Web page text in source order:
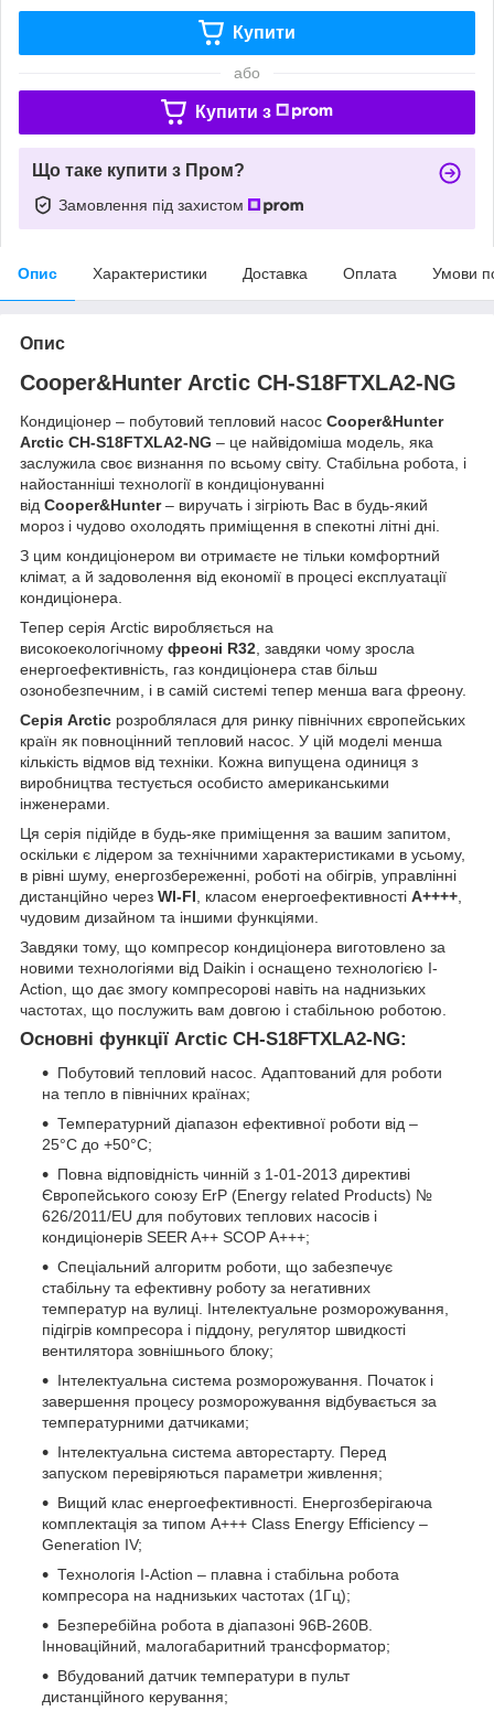
Купити
або
Купити з
Що таке купити з Пром?
Замовлення під захистом
Опис Характеристики Доставка Оплата Умови
Опис
Cooper&Hunter Arctic CH-S18FTXLA2-NG
Кондиціонер – побутовий тепловий насос Cooper&Hunter
Arctic CH-S18FTXLA2-NG – це найвідоміша модель, яка
заслужила своє визнання по всьому світу. Стабільна робота, і
найостанніші технології в кондиціонуванні
від Cooper&Hunter– виручать і зігріють Вас в будь-який
мороз і чудово охолодять приміщення в спекотні літні дні.
З цим кондиціонером ви отримаєте не тільки комфортний
клімат, а й задоволення від економії в процесі експлуатації
кондиціонера.
Тепер серія Arctic виробляється на
високоекологічному фреоні R32, завдяки чому зросла
енергоефективність, газ кондиціонера став більш
озонобезпечним, і в самій системі тепер менша вага фреону.
Серія Arctic розроблялася для ринку північних європейських
країн як повноцінний тепловий насос. У цій моделі менша
кількість відмов від техніки. Кожна випущена одиниця з
виробництва тестується особисто американськими
інженерами.
Ця серія підійде в будь-яке приміщення за вашим запитом,
оскільки є лідером за технічними характеристиками в усьому,
в рівні шуму, енергозбереженні, роботі на обігрів, управлінні
дистанційно через WI-FI, класом енергоефективності А++++,
чудовим дизайном та іншими функціями.
Завдяки тому, що компресор кондиціонера виготовлено за
новими технологіями від Daikin і оснащено технологією I-
Action, що дає змогу компресорові навіть на наднизьких
частотах, що послужить вам довгою і стабільною роботою.
Основні функції Arctic CH-S18FTXLA2-NG:
Побутовий тепловий насос. Адаптований для роботи
на тепло в північних країнах;
Температурний діапазон ефективної роботи від –
25°С до +50°С;
Повна відповідність чинній з 1-01-2013 директиві
Європейського союзу ErP (Energy related Products) №
626/2011/EU для побутових теплових насосів і
кондиціонерів SEER A++ SCOP A+++;
Спеціальний алгоритм роботи, що забезпечує
стабільну та ефективну роботу за негативних
температур на вулиці. Інтелектуальне розморожування,
підігрів компресора і піддону, регулятор швидкості
вентилятора зовнішнього блоку;
Інтелектуальна система розморожування. Початок і
завершення процесу розморожування відбувається за
температурними датчиками;
Інтелектуальна система авторестарту. Перед
запуском перевіряються параметри живлення;
Вищий клас енергоефективності. Енергозберігаюча
комплектація за типом A+++ Class Energy Efficiency –
Generation IV;
Технологія I-Action – плавна і стабільна робота
компресора на наднизьких частотах (1Гц);
Безперебійна робота в діапазоні 96В-260В.
Інноваційний, малогабаритний трансформатор;
Вбудований датчик температури в пульт
дистанційного керування;